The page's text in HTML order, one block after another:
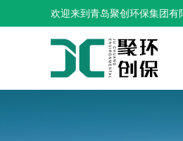
欢迎来到青岛聚创环保集团有